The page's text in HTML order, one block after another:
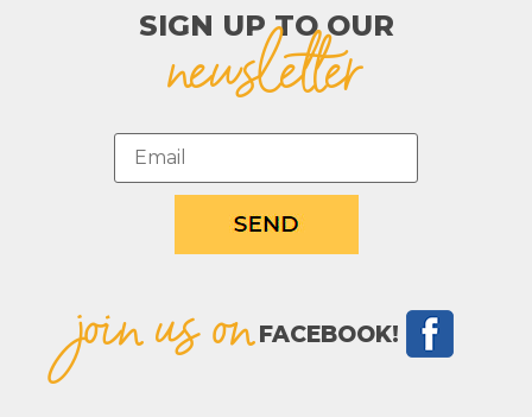
SIGN UP TO OUR​
newsletter
join us on FACEBOOK!